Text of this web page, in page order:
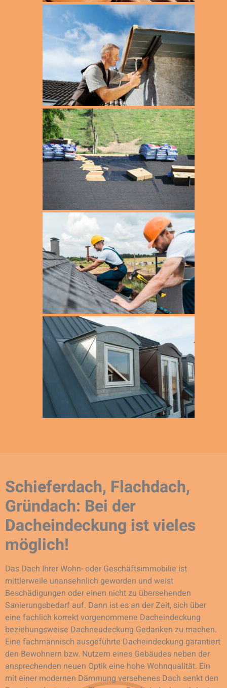
Schieferdach, Flachdach,
Gründach: Bei der
Dacheindeckung ist vieles
möglich!
Das Dach Ihrer Wohn- oder Geschäftsimmobilie ist
mittlerweile unansehnlich geworden und weist
Beschädigungen oder einen nicht zu übersehenden
Sanierungsbedarf auf. Dann ist es an der Zeit, sich über
eine fachlich korrekt vorgenommene Dacheindeckung
beziehungsweise Dachneudeckung Gedanken zu machen.
Eine fachmännisch ausgeführte Dacheindeckung garantiert
den Bewohnern bzw. Nutzern eines Gebäudes neben der
ansprechenden neuen Optik eine hohe Wohnqualität. Ein
mit einer modernen Dämmung versehenes Dach senkt den